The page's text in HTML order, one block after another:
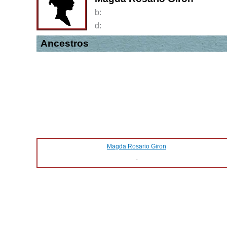
b:
d:
Ancestros
Magda Rosario Giron
-